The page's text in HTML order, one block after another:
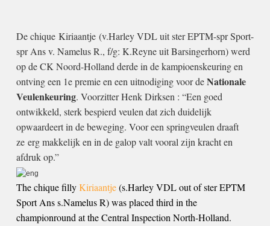
De chique Kiriaantje (v.Harley VDL uit ster EPTM-spr Sport-
spr Ans v. Namelus R., f/g: K.Reyne uit Barsingerhorn) werd
op de CK Noord-Holland derde in de kampioenskeuring en
ontving een 1e premie en een uitnodiging voor deNationale
Veulenkeuring. Voorzitter Henk Dirksen : “Een goed
ontwikkeld, sterk bespierd veulen dat zich duidelijk
opwaardeert in de beweging. Voor een springveulen draaft
ze erg makkelijk en in de galop valt vooral zijn kracht en
afdruk op.”
The chique fillyKiriaantje(s.Harley VDL out of ster EPTM
Sport Ans s.Namelus R) was placed third in the
championround at the Central Inspection North-Holland.